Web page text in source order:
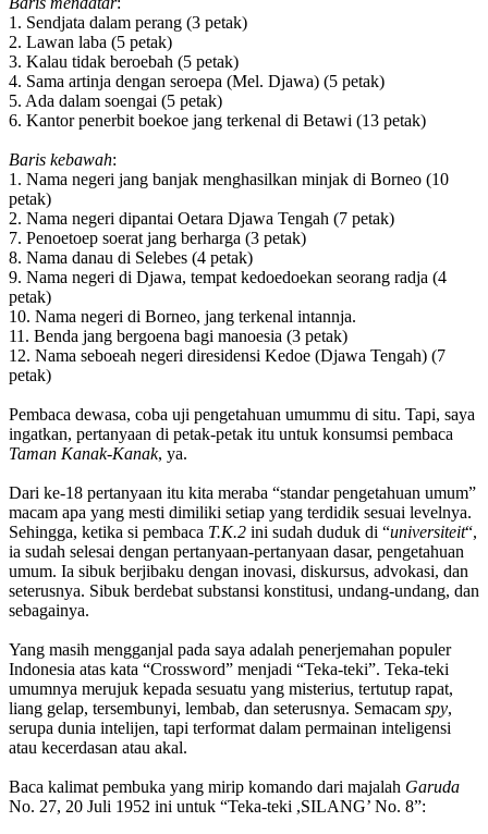
1. Sendjata dalam perang (3 petak)
2. Lawan laba (5 petak)
3. Kalau tidak beroebah (5 petak)
4. Sama artinja dengan seroepa (Mel. Djawa) (5 petak)
5. Ada dalam soengai (5 petak)
6. Kantor penerbit boekoe jang terkenal di Betawi (13 petak)
Baris kebawah:
1. Nama negeri jang banjak menghasilkan minjak di Borneo (10
petak)
2. Nama negeri dipantai Oetara Djawa Tengah (7 petak)
7. Penoetoep soerat jang berharga (3 petak)
8. Nama danau di Selebes (4 petak)
9. Nama negeri di Djawa, tempat kedoedoekan seorang radja (4
petak)
10. Nama negeri di Borneo, jang terkenal intannja.
11. Benda jang bergoena bagi manoesia (3 petak)
12. Nama seboeah negeri diresidensi Kedoe (Djawa Tengah) (7
petak)
Pembaca dewasa, coba uji pengetahuan umummu di situ. Tapi, saya
ingatkan, pertanyaan di petak-petak itu untuk konsumsi pembaca
Taman Kanak-Kanak, ya.
Dari ke-18 pertanyaan itu kita meraba “standar pengetahuan umum”
macam apa yang mesti dimiliki setiap yang terdidik sesuai levelnya.
Sehingga, ketika si pembaca T.K.2 ini sudah duduk di “universiteit“,
ia sudah selesai dengan pertanyaan-pertanyaan dasar, pengetahuan
umum. Ia sibuk berjibaku dengan inovasi, diskursus, advokasi, dan
seterusnya. Sibuk berdebat substansi konstitusi, undang-undang, dan
sebagainya.
Yang masih mengganjal pada saya adalah penerjemahan populer
Indonesia atas kata “Crossword” menjadi “Teka-teki”. Teka-teki
umumnya merujuk kepada sesuatu yang misterius, tertutup rapat,
liang gelap, tersembunyi, lembab, dan seterusnya. Semacam spy,
serupa dunia intelijen, tapi terformat dalam permainan inteligensi
atau kecerdasan atau akal.
Baca kalimat pembuka yang mirip komando dari majalah Garuda
No. 27, 20 Juli 1952 ini untuk “Teka-teki ,SILANG’ No. 8”: